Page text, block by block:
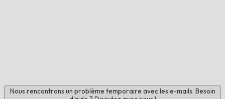
Nous rencontrons un problème temporaire avec les e-mails. Besoin